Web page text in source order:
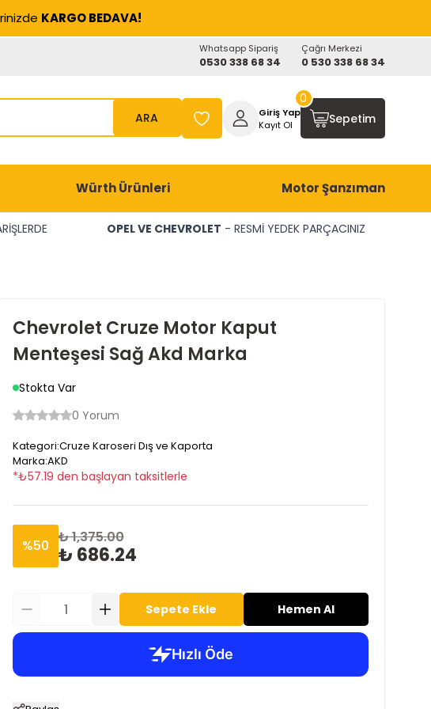
KARGO BEDAVA!
Whatsapp Sipariş
0530 338 68 34
Çağrı Merkezi
0 530 338 68 34
ARA
Giriş Yap
Kayıt Ol
Sepetim
0
Würth Ürünleri Motor Şanzıman
OPEL VE CHEVROLET - RESMİ YEDEK PARÇACINIZ
Chevrolet Cruze Motor Kaput
Menteşesi Sağ Akd Marka
Stokta Var
0 Yorum
Kategori:Cruze Karoseri Dış ve Kaporta
Marka:AKD
*₺57.19 den başlayan taksitlerle
%50 ₺ 1,375.00
₺ 686.24
Sepete Ekle Hemen Al